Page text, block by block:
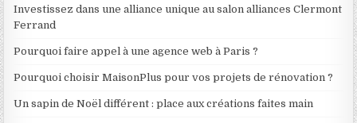
Investissez dans une alliance unique au salon alliances Clermont
Ferrand
Pourquoi faire appel à une agence web à Paris ?
Pourquoi choisir MaisonPlus pour vos projets de rénovation ?
Un sapin de Noël différent : place aux créations faites main